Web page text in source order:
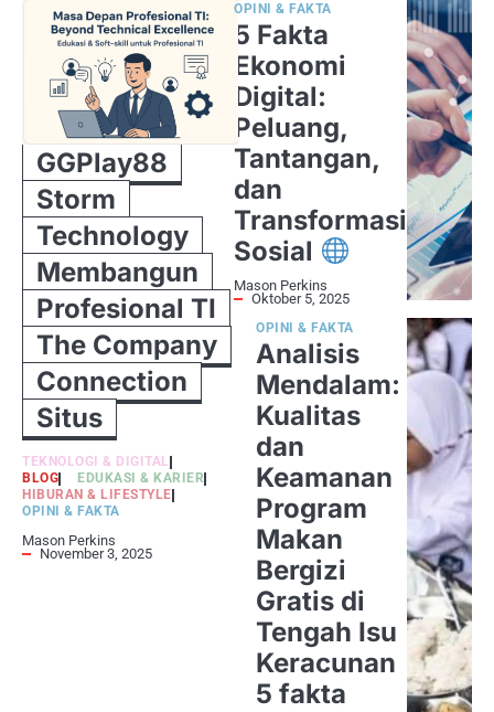
GGPlay88
Storm
Technology
Membangun
Profesional TI
The Company
Connection
Situs
TEKNOLOGI & DIGITAL
BLOG
EDUKASI & KARIER
HIBURAN & LIFESTYLE
OPINI & FAKTA
Mason Perkins
November 3, 2025
5 Fakta
Ekonomi
Digital:
Peluang,
Tantangan,
dan
Transformasi
Sosial
OPINI & FAKTA
Mason Perkins
Oktober 5, 2025
Analisis
Mendalam:
Kualitas
dan
Keamanan
Program
Makan
Bergizi
Gratis di
Tengah Isu
Keracunan
5 fakta
OPINI & FAKTA